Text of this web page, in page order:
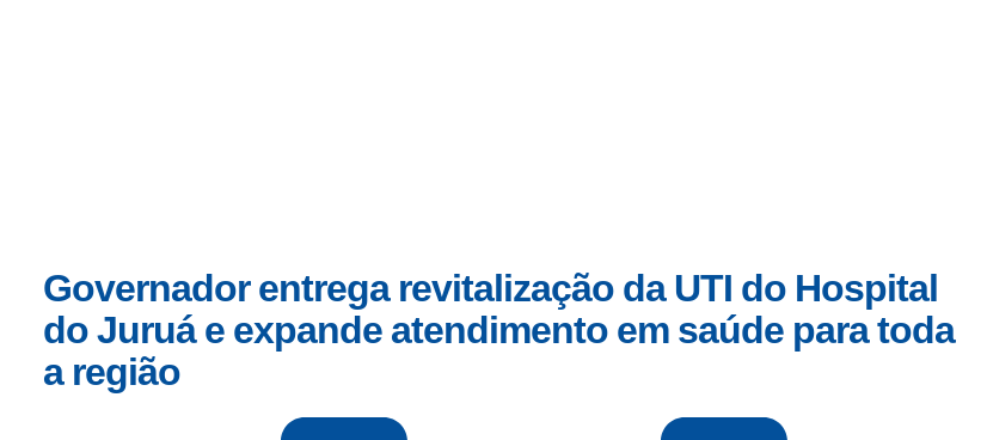
Governador entrega revitalização da UTI do Hospital
do Juruá e expande atendimento em saúde para toda
a região